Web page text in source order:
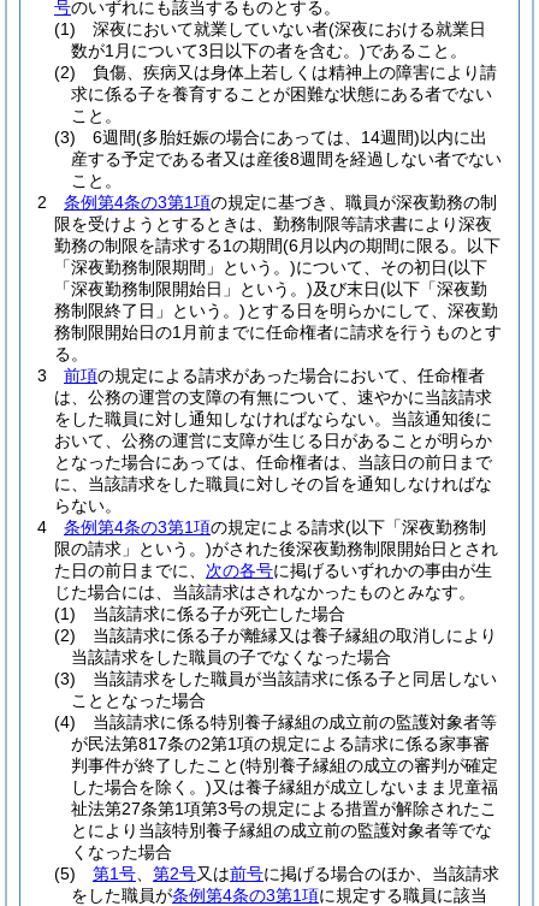
号のいずれにも該当するものとする。
(1)
深夜において就業していない者(深夜における就業日
数が1月について3日以下の者を含む。)であること。
(2)
負傷、疾病又は身体上若しくは精神上の障害により請
求に係る子を養育することが困難な状態にある者でない
こと。
(3)
6週間(多胎妊娠の場合にあっては、14週間)以内に出
産する予定である者又は産後8週間を経過しない者でない
こと。
2
条例第4条の3第1項の規定に基づき、職員が深夜勤務の制
限を受けようとするときは、勤務制限等請求書により深夜
勤務の制限を請求する1の期間(6月以内の期間に限る。以下
「深夜勤務制限期間」という。)について、その初日(以下
「深夜勤務制限開始日」という。)及び末日(以下「深夜勤
務制限終了日」という。)とする日を明らかにして、深夜勤
務制限開始日の1月前までに任命権者に請求を行うものとす
る。
3
前項の規定による請求があった場合において、任命権者
は、公務の運営の支障の有無について、速やかに当該請求
をした職員に対し通知しなければならない。 当該通知後に
おいて、公務の運営に支障が生じる日があることが明らか
となった場合にあっては、任命権者は、当該日の前日まで
に、当該請求をした職員に対しその旨を通知しなければな
らない。
4
条例第4条の3第1項の規定による請求(以下「深夜勤務制
限の請求」という。)がされた後深夜勤務制限開始日とされ
た日の前日までに、 次の各号に掲げるいずれかの事由が生
じた場合には、当該請求はされなかったものとみなす。
(1)
当該請求に係る子が死亡した場合
(2)
当該請求に係る子が離縁又は養子縁組の取消しにより
当該請求をした職員の子でなくなった場合
(3)
当該請求をした職員が当該請求に係る子と同居しない
こととなった場合
(4)
当該請求に係る特別養子縁組の成立前の監護対象者等
が民法第817条の2第1項の規定による請求に係る家事審
判事件が終了したこと(特別養子縁組の成立の審判が確定
した場合を除く。)又は養子縁組が成立しないまま児童福
祉法第27条第1項第3号の規定による措置が解除されたこ
とにより当該特別養子縁組の成立前の監護対象者等でな
くなった場合
(5)
第1号 第2号又は前号に掲げる場合のほか、当該請求
をした職員が条例第4条の3第1項に規定する職員に該当